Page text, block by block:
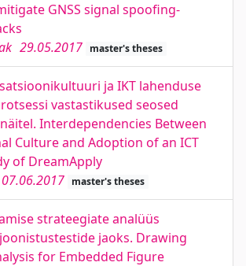
GNSS signal spoofing-
29.05.2017 master's theses
ja IKT lahenduse
vastastikused seosed
Interdependencies Between
Culture and Adoption of an ICT
of DreamApply
07.06.2017 master's theses
strateegiate analüüs
jaoks. Drawing
for Embedded Figure